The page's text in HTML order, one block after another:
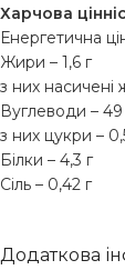
Харчова
Енергетична
Жири – 1,6 г
з них насичені
Вуглеводи – 49
з них цукри –
Білки – 4,3 г
Сіль – 0,42 г
Додаткова